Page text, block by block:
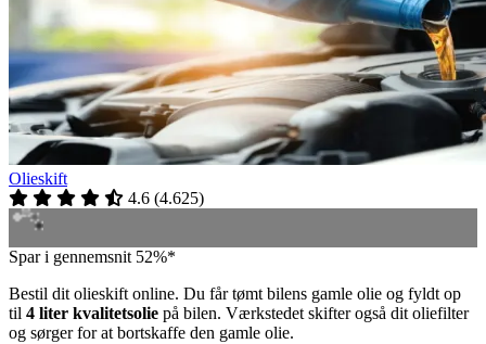
Olieskift
4.6 (4.625)
Spar i gennemsnit 52%*
Bestil dit olieskift online. Du får tømt bilens gamle olie og fyldt op
til 4 liter kvalitetsolie på bilen. Værkstedet skifter også dit oliefilter
og sørger for at bortskaffe den gamle olie.